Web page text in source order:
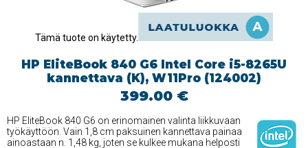
Tämä tuote on käytetty.
HP EliteBook 840 G6 Intel Core i5-8265U
kannettava (K), W11Pro (124002)
399.00 €
HP EliteBook 840 G6 on erinomainen valinta liikkuvaan
työkäyttöön. Vain 1,8 cm paksuinen kannettava painaa
ainoastaan n. 1,48 kg, joten se kulkee mukana helposti